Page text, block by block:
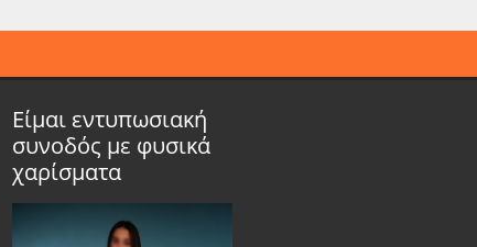
Είμαι εντυπωσιακή
συνοδός με φυσικά
χαρίσματα